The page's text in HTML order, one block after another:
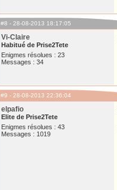
#8 - 28-08-2013 18:17:05
Vi-Claire
Habitué de Prise2Tete
Enigmes résolues : 23
Messages : 34
#9 - 28-08-2013 22:36:04
elpafio
Elite de Prise2Tete
Enigmes résolues : 43
Messages : 1019